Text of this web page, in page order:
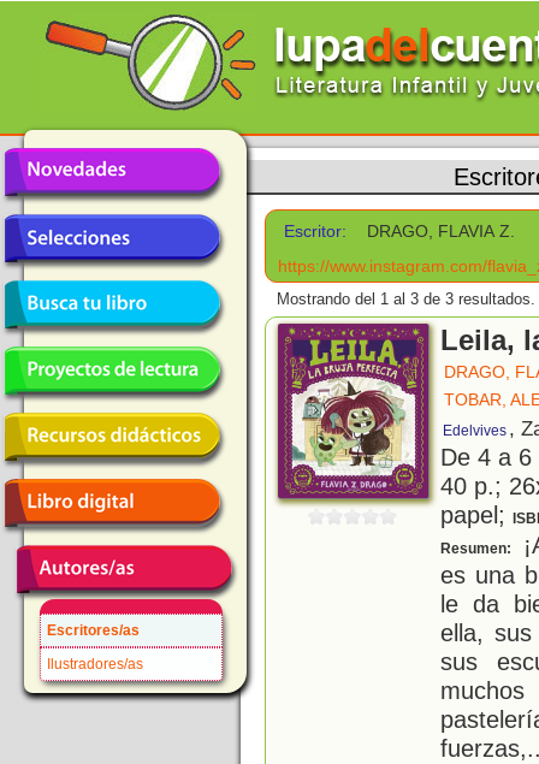
Escritores/as
Ilustradores/as
Escritor:
DRAGO, FLAVIA Z.
https://www.instagram.com/
Mostrando del 1 al 3 de 3 resultados.
Leila,
DRAGO,
TOBAR,
Edelvives ,
De 4 a
40 p.;
papel;
Resumen:
es una
le da
ella,
sus
fuerzas,